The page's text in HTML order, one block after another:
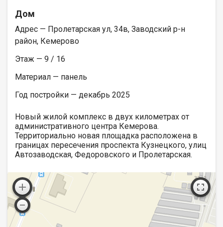
Дом
Адрес — Пролетарская ул, 34в, Заводский р-н
район, Кемерово
Этаж — 9 / 16
Материал — панель
Год постройки — декабрь 2025
Новый жилой комплекс в двух километрах от
административного центра Кемерова.
Территориально новая площадка расположена в
границах пересечения проспекта Кузнецкого, улиц
Автозаводская, Федоровского и Пролетарская.